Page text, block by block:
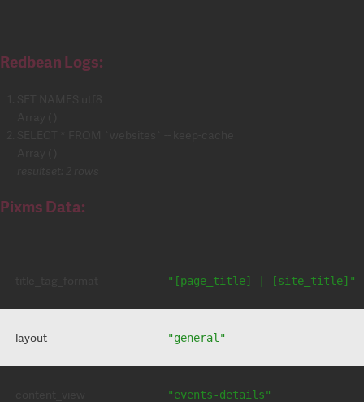
Redbean Logs:
Pixms Data:
"[page_title] | [site_title]"
layout "general"
"events-details"